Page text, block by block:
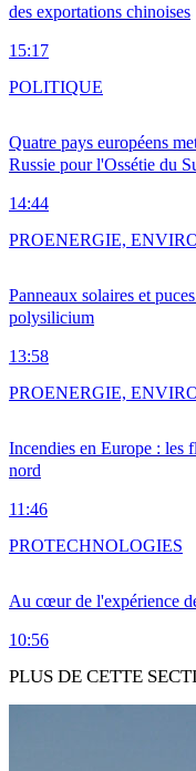
des exportations chinoises
15:17
Quatre pays européens
Russie pour l'Ossétie du
14:44
POLITIQUE
Panneaux solaires et
polysilicium
13:58
PROENERGIE,
Incendies en Europe : les
nord
11:46
PROENERGIE,
Au cœur de l'expérience
10:56
PROTECHNOLOGIES
PLUS DE CETTE